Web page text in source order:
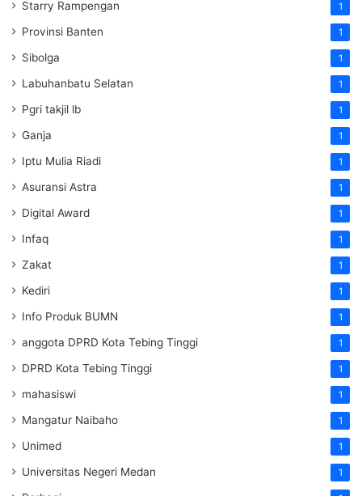
Starry Rampengan 1
Provinsi Banten 1
Sibolga 1
Labuhanbatu Selatan 1
Pgri takjil lb 1
Ganja 1
Iptu Mulia Riadi 1
Asuransi Astra 1
Digital Award 1
Infaq 1
Zakat 1
Kediri 1
Info Produk BUMN 1
anggota DPRD Kota Tebing Tinggi 1
DPRD Kota Tebing Tinggi 1
mahasiswi 1
Mangatur Naibaho 1
Unimed 1
Universitas Negeri Medan 1